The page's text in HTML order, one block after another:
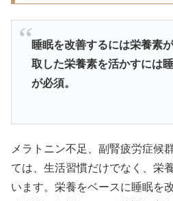
睡眠を改善するには栄養素
取した栄養素を活かすには
が必須。
メラトニン不足、副腎疲労症候
ては、生活習慣だけでなく、栄
います。栄養をベースに睡眠を